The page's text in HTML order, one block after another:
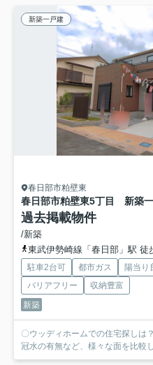
新築一戸建
春日部市粕壁東
春日部市粕壁東5丁目 新築
過去掲載物件
/新築
東武伊勢崎線「春日部」駅 徒
駐車2台可 都市ガス 陽当り
バリアフリー
収納豊富
新築
〇ウッディホームでの住宅探しは？ ■構造の耐震性や地盤の良し悪し、
冠水の有無など、様々な面を比較